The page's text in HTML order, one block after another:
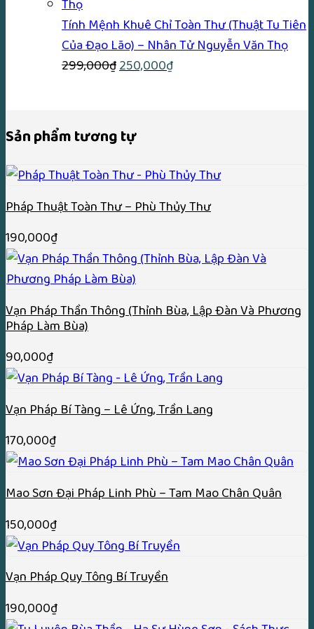
170,000₫.
Tính Mệnh Khuê Chỉ Toàn Thư (Thuật Tu Tiên
Của Đạo Lão) – Nhân Tử Nguyễn Văn Thọ
299,000₫Giá
299,000₫.
250,000₫Giá
Sản phẩm tương tự
Pháp Thuật Toàn Thư – Phù Thủy Thư
190,000₫
Vạn Pháp Thần Thông (Thỉnh Bùa, Lập Đàn Và Phương
Pháp Làm Bùa)
90,000₫
Vạn Pháp Bí Tàng – Lê Ứng, Trần Lang
170,000₫
Mao Sơn Đại Pháp Linh Phù – Tam Mao Chân Quân
150,000₫
Vạn Pháp Quy Tông Bí Truyền
190,000₫